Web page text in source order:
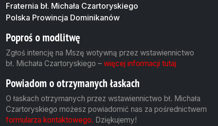
Fraternia bł. Michała Czartoryskiego
Polska Prowincja Dominikanów
Poproś o modlitwę
Zgłoś intencję na Mszę wotywną przez wstawiennictwo
bł. Michała Czartoryskiego – więcej informacji tutaj
Powiadom o otrzymanych łaskach
O łaskach otrzymanych przez wstawiennictwo bł. Michała
Czartoryskiego możesz powiadomić nas za pośrednictwem
formularza kontaktowego. Dziękujemy!